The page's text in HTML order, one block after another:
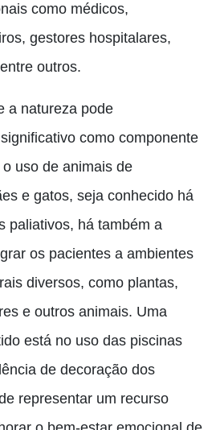
como médicos,
gestores hospitalares,
outros.
a natureza pode
como componente
uso de animais de
e gatos, seja conhecido há
paliativos, há também a
os pacientes a ambientes
diversos, como plantas,
e outros animais. Uma
está no uso das piscinas
de decoração dos
representar um recurso